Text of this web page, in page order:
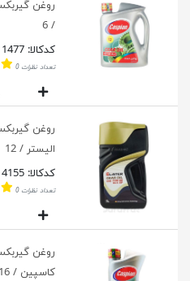
/ 6
کدکالا: 1477
تعداد نظرات 0
الیستر / 12
کدکالا: 4155
تعداد نظرات 0
کاسپین / 16